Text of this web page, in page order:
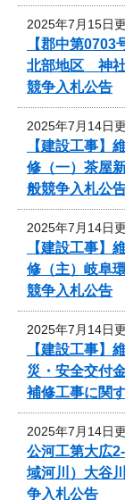
2025年7月15日
【郡中第
北部地区 神社
競争入札公告
2025年7月14日
【建設工事
修（一）茶屋
般競争入札公
2025年7月14日
【建設工事
修（主）岐阜
競争入札公告
2025年7月14日
【建設工事
災・安全交付
補修工事に関
2025年7月14日
公河工第大広
域河川）大谷
争入札公告